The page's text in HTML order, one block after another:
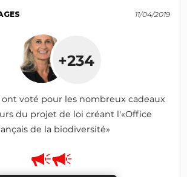
11/04/2019
+234
ont voté pour les nombreux cadeaux
du projet de loi créant l'«Office
de la biodiversité»